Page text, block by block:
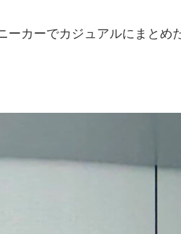
ーカーでカジュアルにまとめ